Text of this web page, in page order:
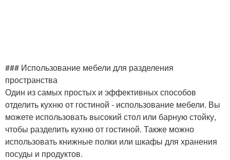
### Использование мебели для разделения
пространства
Один из самых простых и эффективных способов
отделить кухню от гостиной - использование мебели. Вы
можете использовать высокий стол или барную стойку,
чтобы разделить кухню от гостиной. Также можно
использовать книжные полки или шкафы для хранения
посуды и продуктов.